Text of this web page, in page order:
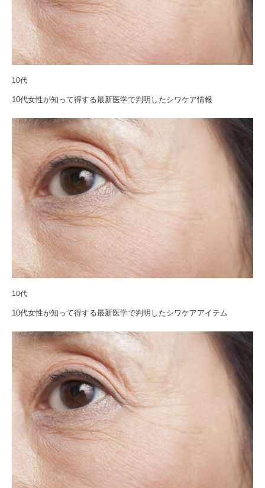
10代
10代女性が知って得する最新医学で判明したシワケア情報
10代
10代女性が知って得する最新医学で判明したシワケアアイテム